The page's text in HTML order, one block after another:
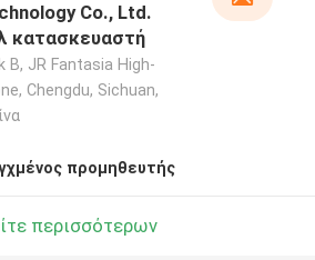
Co., Ltd.
κατασκευαστή
B, JR Fantasia High-
Chengdu, Sichuan,
προμηθευτής
περισσότερων